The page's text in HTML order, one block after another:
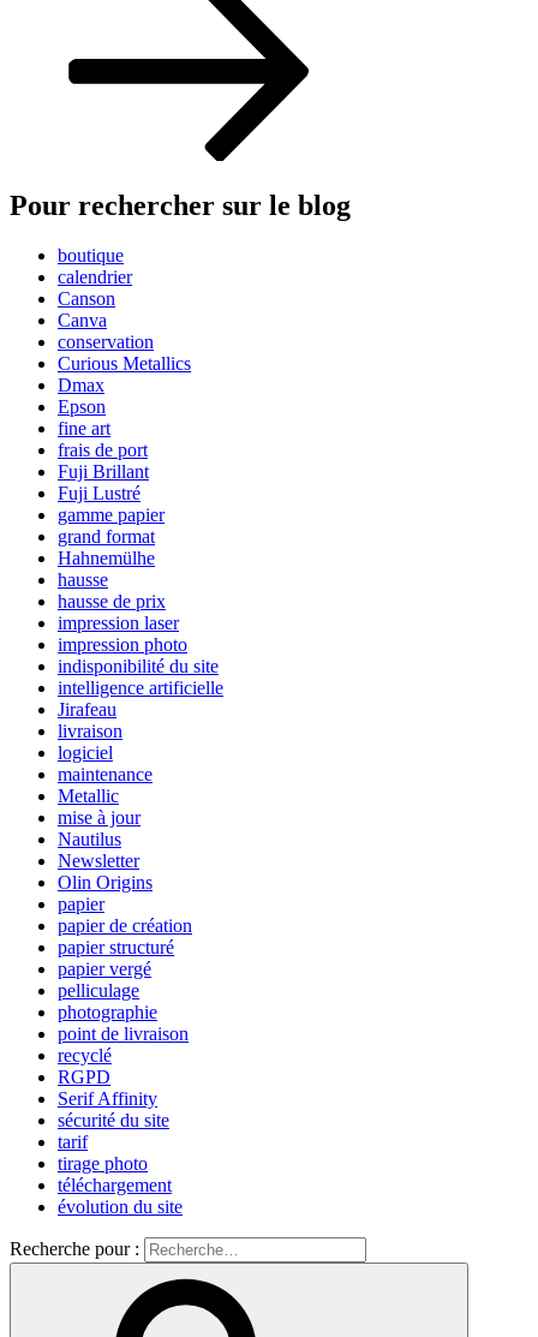
Pour rechercher sur le blog
boutique
calendrier
Canson
Canva
conservation
Curious Metallics
Dmax
Epson
fine art
frais de port
Fuji Brillant
Fuji Lustré
gamme papier
grand format
Hahnemülhe
hausse
hausse de prix
impression laser
impression photo
indisponibilité du site
intelligence artificielle
Jirafeau
livraison
logiciel
maintenance
Metallic
mise à jour
Nautilus
Newsletter
Olin Origins
papier
papier de création
papier structuré
papier vergé
pelliculage
photographie
point de livraison
recyclé
RGPD
Serif Affinity
sécurité du site
tarif
tirage photo
téléchargement
évolution du site
Recherche pour :